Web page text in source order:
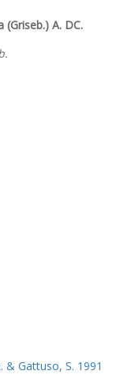
A. DC.
& Gattuso, S. 1991